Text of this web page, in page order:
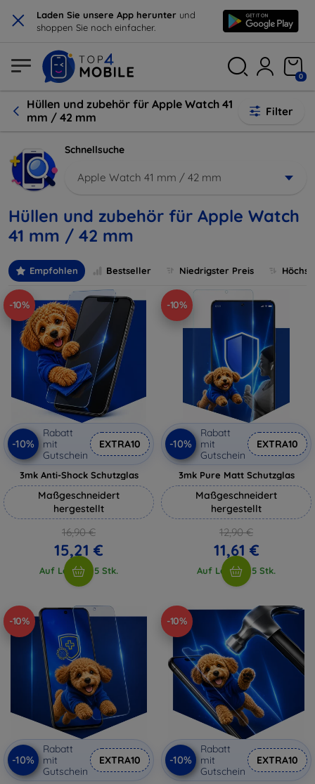
× Laden Sie unsere App herunter und
shoppen Sie noch einfacher.
0
Hüllen und zubehör für Apple Watch 41
mm / 42 mm
Filter
Schnellsuche
Apple Watch 41 mm / 42 mm
Hüllen und zubehör für Apple Watch
41 mm / 42 mm
Empfohlen Bestseller Niedrigster Preis
-10%
-10%
Rabatt
mit
Gutschein
EXTRA10
3mk Anti-Shock Schutzglas
Maßgeschneidert
hergestellt
16,90 €
15,21 €
Auf Lager > 5 Stk.
-10%
-10%
Rabatt
mit
Gutschein
EXTRA10
3mk Pure Matt Schutzglas
Maßgeschneidert
hergestellt
12,90 €
11,61 €
Auf Lager > 5 Stk.
-10%
-10%
Rabatt
mit
Gutschein
EXTRA10
-10%
-10%
Rabatt
mit
Gutschein
EXTRA10